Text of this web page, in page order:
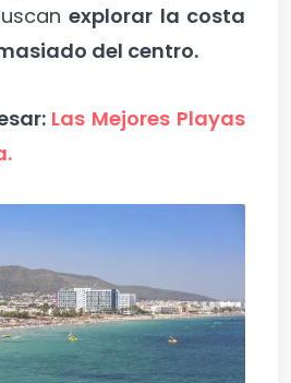
explorar la costa
del centro.
Las Mejores Playas